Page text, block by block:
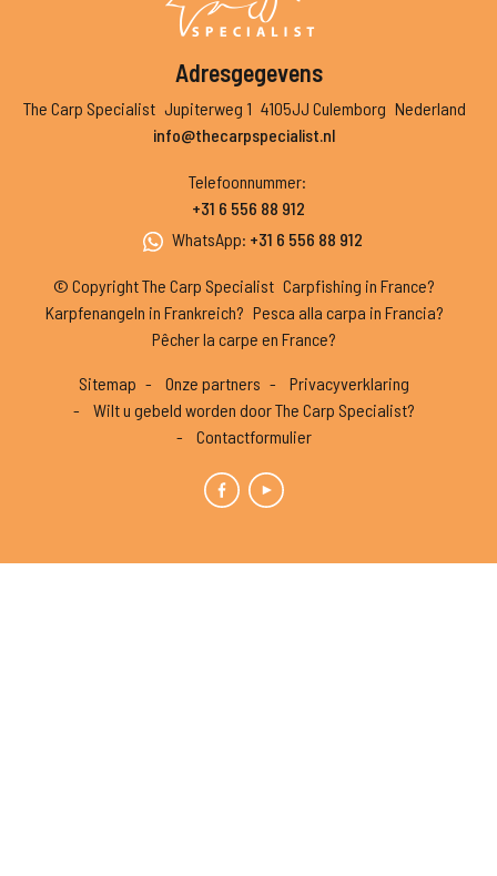
Adresgegevens
The Carp Specialist Jupiterweg 1 4105JJ Culemborg Nederland
info@thecarpspecialist.nl
Telefoonnummer:
+31 6 556 88 912
WhatsApp: +31 6 556 88 912
© Copyright The Carp Specialist Carpfishing in France?
Karpfenangeln in Frankreich? Pesca alla carpa in Francia?
Pêcher la carpe en France?
Sitemap Onze partners
Privacyverklaring
Wilt u gebeld worden door The Carp Specialist?
Contactformulier